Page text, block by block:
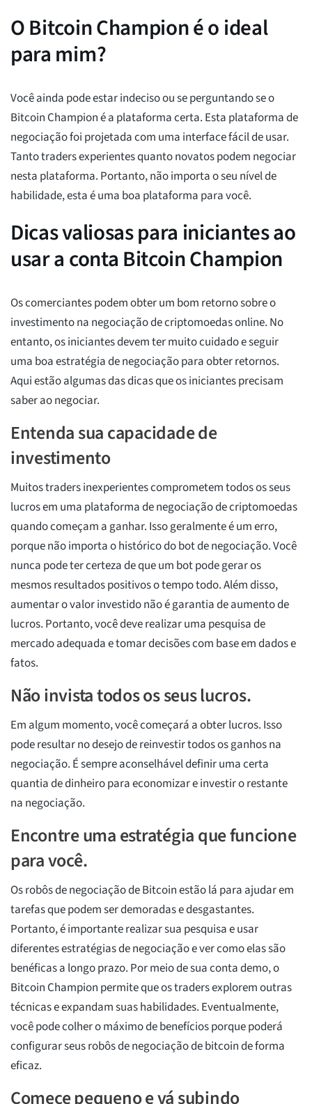
O Bitcoin Champion é o ideal
para mim?
Você ainda pode estar indeciso ou se perguntando se o
Bitcoin Champion é a plataforma certa. Esta plataforma de
negociação foi projetada com uma interface fácil de usar.
Tanto traders experientes quanto novatos podem negociar
nesta plataforma. Portanto, não importa o seu nível de
habilidade, esta é uma boa plataforma para você.
Dicas valiosas para iniciantes ao
usar a conta Bitcoin Champion
Os comerciantes podem obter um bom retorno sobre o
investimento na negociação de criptomoedas online. No
entanto, os iniciantes devem ter muito cuidado e seguir
uma boa estratégia de negociação para obter retornos.
Aqui estão algumas das dicas que os iniciantes precisam
saber ao negociar.
Entenda sua capacidade de
investimento
Muitos traders inexperientes comprometem todos os seus
lucros em uma plataforma de negociação de criptomoedas
quando começam a ganhar. Isso geralmente é um erro,
porque não importa o histórico do bot de negociação. Você
nunca pode ter certeza de que um bot pode gerar os
mesmos resultados positivos o tempo todo. Além disso,
aumentar o valor investido não é garantia de aumento de
lucros. Portanto, você deve realizar uma pesquisa de
mercado adequada e tomar decisões com base em dados e
fatos.
Não invista todos os seus lucros.
Em algum momento, você começará a obter lucros. Isso
pode resultar no desejo de reinvestir todos os ganhos na
negociação. É sempre aconselhável definir uma certa
quantia de dinheiro para economizar e investir o restante
na negociação.
Encontre uma estratégia que funcione
para você.
Os robôs de negociação de Bitcoin estão lá para ajudar em
tarefas que podem ser demoradas e desgastantes.
Portanto, é importante realizar sua pesquisa e usar
diferentes estratégias de negociação e ver como elas são
benéficas a longo prazo. Por meio de sua conta demo, o
Bitcoin Champion permite que os traders explorem outras
técnicas e expandam suas habilidades. Eventualmente,
você pode colher o máximo de benefícios porque poderá
configurar seus robôs de negociação de bitcoin de forma
eficaz.
Comece pequeno e vá subindo